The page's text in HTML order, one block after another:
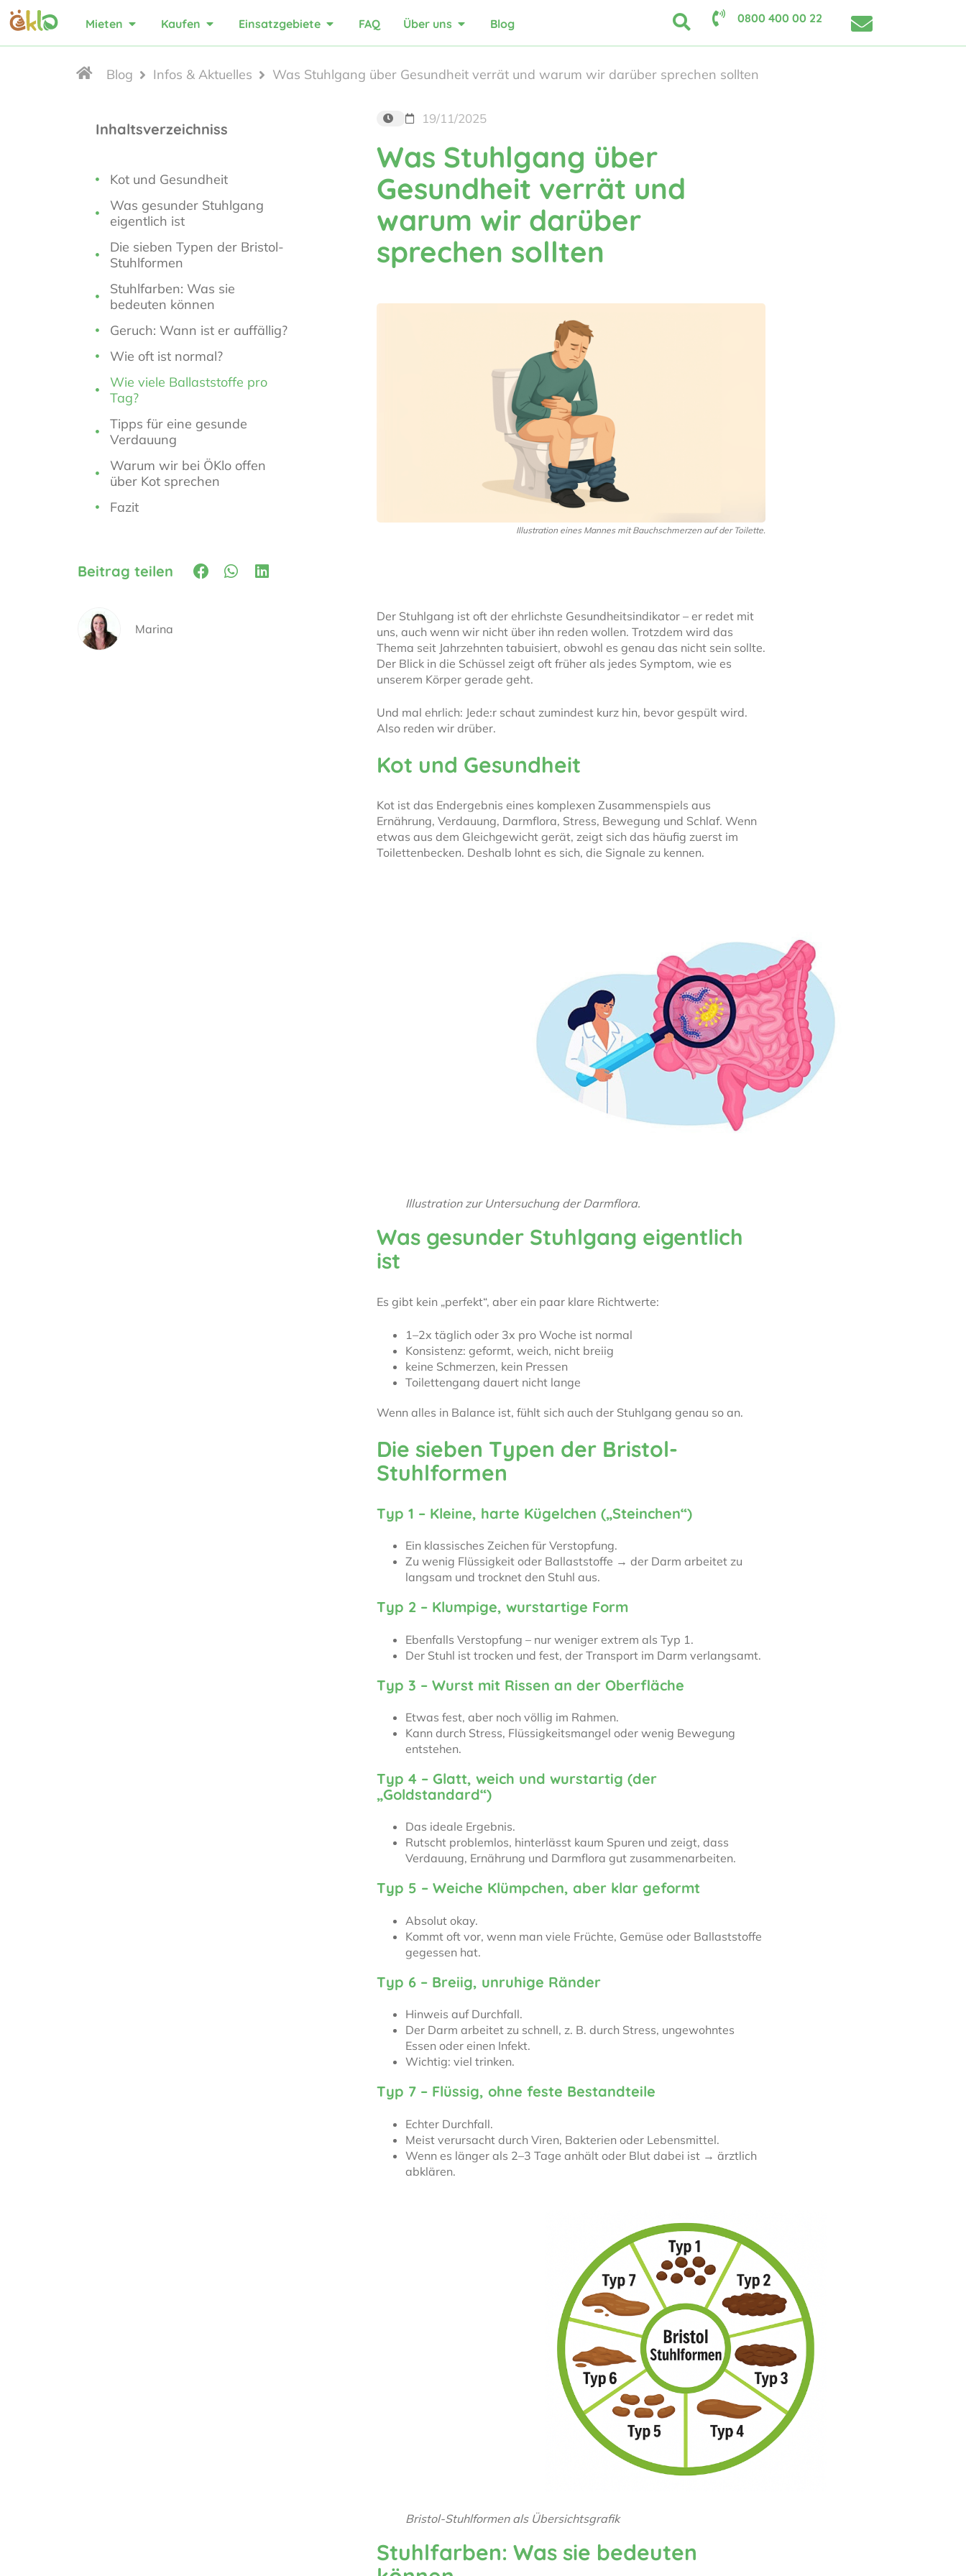
Mieten Kaufen Einsatzgebiete FAQ Über uns Blog 0800 400 00 22
Blog Infos & Aktuelles Was Stuhlgang über Gesundheit verrät und warum wir darüber sprechen sollten
Inhaltsverzeichniss
Kot und Gesundheit
Was gesunder Stuhlgang
eigentlich ist
Die sieben Typen der Bristol-
Stuhlformen
Stuhlfarben: Was sie
bedeuten können
Geruch: Wann ist er auffällig?
Wie oft ist normal?
Wie viele Ballaststoffe pro
Tag?
Tipps für eine gesunde
Verdauung
Warum wir bei ÖKlo offen
über Kot sprechen
Fazit
Beitrag teilen
Marina
19/11/2025
Was Stuhlgang über
Gesundheit verrät und
warum wir darüber
sprechen sollten
Illustration eines Mannes mit Bauchschmerzen auf der Toilette.
Der Stuhlgang ist oft der ehrlichste Gesundheitsindikator – er redet mit
uns, auch wenn wir nicht über ihn reden wollen. Trotzdem wird das
Thema seit Jahrzehnten tabuisiert, obwohl es genau das nicht sein sollte.
Der Blick in die Schüssel zeigt oft früher als jedes Symptom, wie es
unserem Körper gerade geht.
Und mal ehrlich: Jede:r schaut zumindest kurz hin, bevor gespült wird.
Also reden wir drüber.
Kot und Gesundheit
Kot ist das Endergebnis eines komplexen Zusammenspiels aus
Ernährung, Verdauung, Darmflora, Stress, Bewegung und Schlaf. Wenn
etwas aus dem Gleichgewicht gerät, zeigt sich das häufig zuerst im
Toilettenbecken. Deshalb lohnt es sich, die Signale zu kennen.
Illustration zur Untersuchung der Darmflora.
Was gesunder Stuhlgang eigentlich
ist
Es gibt kein „perfekt“, aber ein paar klare Richtwerte:
1–2x täglich oder 3x pro Woche ist normal
Konsistenz: geformt, weich, nicht breiig
keine Schmerzen, kein Pressen
Toilettengang dauert nicht lange
Wenn alles in Balance ist, fühlt sich auch der Stuhlgang genau so an.
Die sieben Typen der Bristol-
Stuhlformen
Typ 1 – Kleine, harte Kügelchen („Steinchen“)
Ein klassisches Zeichen für Verstopfung.
Zu wenig Flüssigkeit oder Ballaststoffe → der Darm arbeitet zu
langsam und trocknet den Stuhl aus.
Typ 2 – Klumpige, wurstartige Form
Ebenfalls Verstopfung – nur weniger extrem als Typ 1.
Der Stuhl ist trocken und fest, der Transport im Darm verlangsamt.
Typ 3 – Wurst mit Rissen an der Oberfläche
Etwas fest, aber noch völlig im Rahmen.
Kann durch Stress, Flüssigkeitsmangel oder wenig Bewegung
entstehen.
Typ 4 – Glatt, weich und wurstartig (der
„Goldstandard“)
Das ideale Ergebnis.
Rutscht problemlos, hinterlässt kaum Spuren und zeigt, dass
Verdauung, Ernährung und Darmflora gut zusammenarbeiten.
Typ 5 – Weiche Klümpchen, aber klar geformt
Absolut okay.
Kommt oft vor, wenn man viele Früchte, Gemüse oder Ballaststoffe
gegessen hat.
Typ 6 – Breiig, unruhige Ränder
Hinweis auf Durchfall.
Der Darm arbeitet zu schnell, z. B. durch Stress, ungewohntes
Essen oder einen Infekt.
Wichtig: viel trinken.
Typ 7 – Flüssig, ohne feste Bestandteile
Echter Durchfall.
Meist verursacht durch Viren, Bakterien oder Lebensmittel.
Wenn es länger als 2–3 Tage anhält oder Blut dabei ist → ärztlich
abklären.
Bristol-Stuhlformen als Übersichtsgrafik
Stuhlfarben: Was sie bedeuten